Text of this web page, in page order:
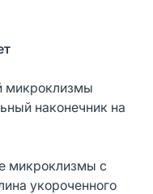
микроклизмы
наконечник на
микроклизмы с
укороченного